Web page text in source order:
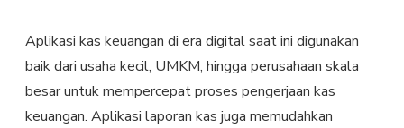
Aplikasi kas keuangan di era digital saat ini digunakan
baik dari usaha kecil, UMKM, hingga perusahaan skala
besar untuk mempercepat proses pengerjaan kas
keuangan. Aplikasi laporan kas juga memudahkan